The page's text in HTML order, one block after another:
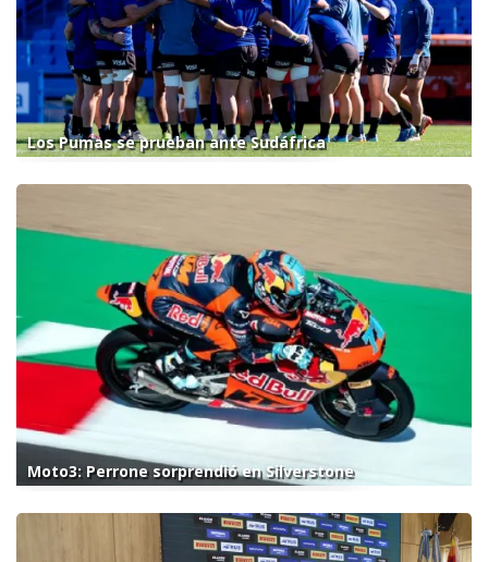
Los Pumas se prueban ante Sudáfrica
Moto3: Perrone sorprendió en Silverstone